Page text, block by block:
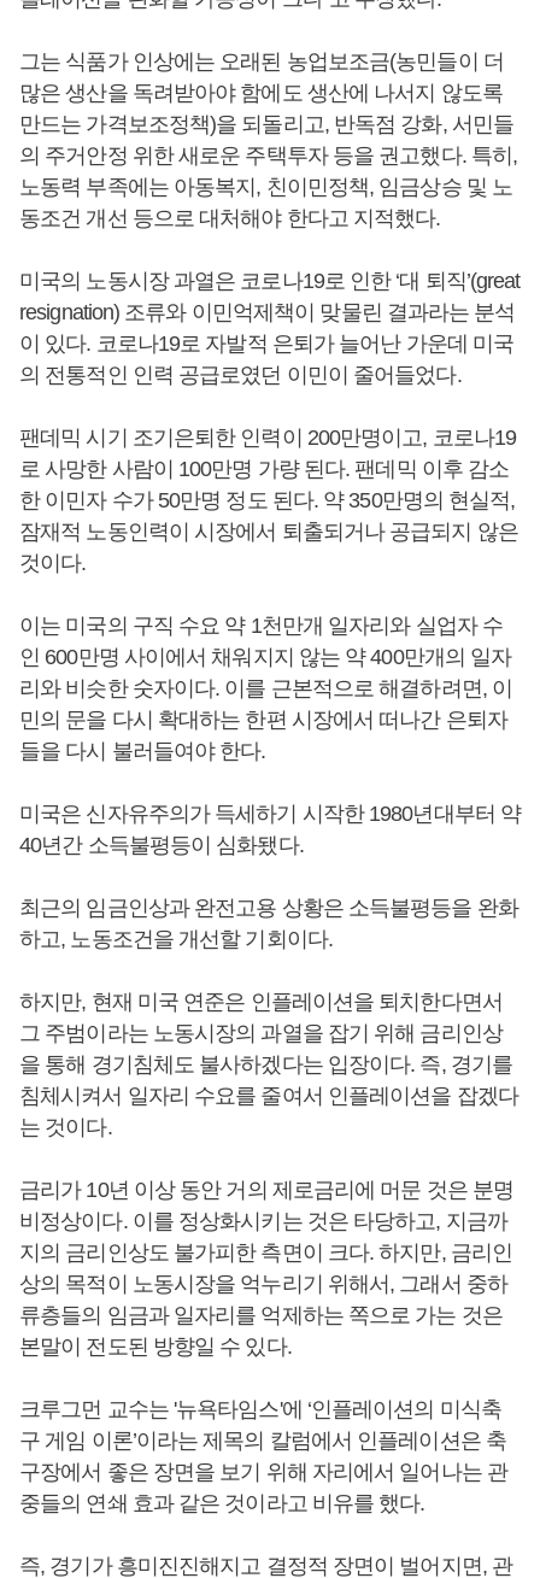
그는 식품가 인상에는 오래된 농업보조금(농민들이 더
많은 생산을 독려받아야 함에도 생산에 나서지 않도록
만드는 가격보조정책)을 되돌리고, 반독점 강화, 서민들
의 주거안정 위한 새로운 주택투자 등을 권고했다. 특히,
노동력 부족에는 아동복지, 친이민정책, 임금상승 및 노
동조건 개선 등으로 대처해야 한다고 지적했다.
미국의 노동시장 과열은 코로나19로 인한 ‘대 퇴직’(great
resignation) 조류와 이민억제책이 맞물린 결과라는 분석
이 있다. 코로나19로 자발적 은퇴가 늘어난 가운데 미국
의 전통적인 인력 공급로였던 이민이 줄어들었다.
팬데믹 시기 조기은퇴한 인력이 200만명이고, 코로나19
로 사망한 사람이 100만명 가량 된다. 팬데믹 이후 감소
한 이민자 수가 50만명 정도 된다. 약 350만명의 현실적,
잠재적 노동인력이 시장에서 퇴출되거나 공급되지 않은
것이다.
이는 미국의 구직 수요 약 1천만개 일자리와 실업자 수
인 600만명 사이에서 채워지지 않는 약 400만개의 일자
리와 비슷한 숫자이다. 이를 근본적으로 해결하려면, 이
민의 문을 다시 확대하는 한편 시장에서 떠나간 은퇴자
들을 다시 불러들여야 한다.
미국은 신자유주의가 득세하기 시작한 1980년대부터 약
40년간 소득불평등이 심화됐다.
최근의 임금인상과 완전고용 상황은 소득불평등을 완화
하고, 노동조건을 개선할 기회이다.
하지만, 현재 미국 연준은 인플레이션을 퇴치한다면서
그 주범이라는 노동시장의 과열을 잡기 위해 금리인상
을 통해 경기침체도 불사하겠다는 입장이다. 즉, 경기를
침체시켜서 일자리 수요를 줄여서 인플레이션을 잡겠다
는 것이다.
금리가 10년 이상 동안 거의 제로금리에 머문 것은 분명
비정상이다. 이를 정상화시키는 것은 타당하고, 지금까
지의 금리인상도 불가피한 측면이 크다. 하지만, 금리인
상의 목적이 노동시장을 억누리기 위해서, 그래서 중하
류층들의 임금과 일자리를 억제하는 쪽으로 가는 것은
본말이 전도된 방향일 수 있다.
크루그먼 교수는 '뉴욕타임스'에 ‘인플레이션의 미식축
구 게임 이론’이라는 제목의 칼럼에서 인플레이션은 축
구장에서 좋은 장면을 보기 위해 자리에서 일어나는 관
중들의 연쇄 효과 같은 것이라고 비유를 했다.
즉, 경기가 흥미진진해지고 결정적 장면이 벌어지면, 관